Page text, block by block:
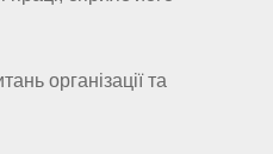
організації та